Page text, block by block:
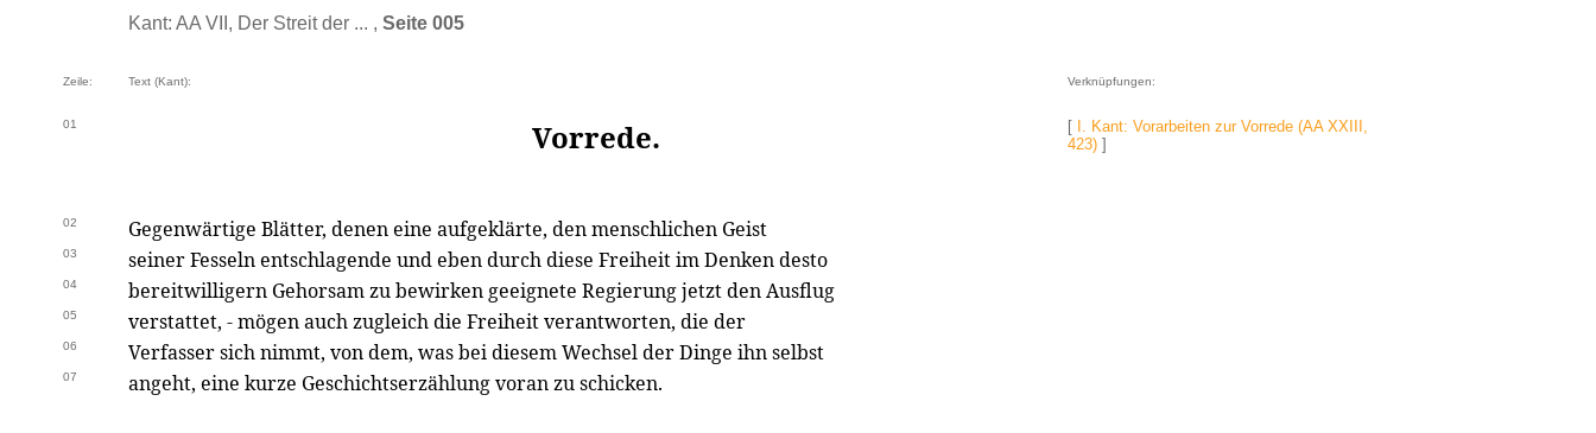
Kant: AA VII, Der Streit der ... , Seite 005
Zeile: Text (Kant): Verknüpfungen:
01 Vorrede. [ I. Kant: Vorarbeiten zur Vorrede (AA XXIII,
423) ]
02 Gegenwärtige Blätter, denen eine aufgeklärte, den menschlichen Geist
03 seiner Fesseln entschlagende und eben durch diese Freiheit im Denken desto
04 bereitwilligern Gehorsam zu bewirken geeignete Regierung jetzt den Ausflug
05 verstattet, - mögen auch zugleich die Freiheit verantworten, die der
06 Verfasser sich nimmt, von dem, was bei diesem Wechsel der Dinge ihn selbst
07 angeht, eine kurze Geschichtserzählung voran zu schicken.